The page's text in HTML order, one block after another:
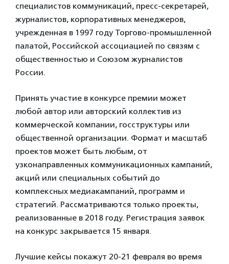
специалистов коммуникаций, пресс-секретарей,
журналистов, корпоративных менеджеров,
учрежденная в 1997 году Торгово-промышленной
палатой, Российской ассоциацией по связям с
общественностью и Союзом журналистов
России.
Принять участие в конкурсе премии может
любой автор или авторский коллектив из
коммерческой компании, госструктуры или
общественной организации. Формат и масштаб
проектов может быть любым, от
узконаправленных коммуникационных кампаний,
акций или специальных событий до
комплексных медиакампаний, программ и
стратегий. Рассматриваются только проекты,
реализованные в 2018 году. Регистрация заявок
на конкурс закрывается 15 января.
Лучшие кейсы покажут 20-21 февраля во время